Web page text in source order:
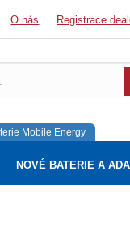
O nás Registrace
Mobile Energy
NOVÉ BATERIE A